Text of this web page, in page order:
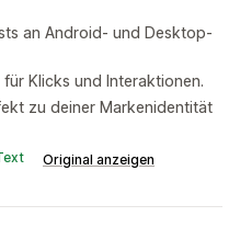
an Android- und Desktop-
Klicks und Interaktionen.
zu deiner Markenidentität
Original anzeigen